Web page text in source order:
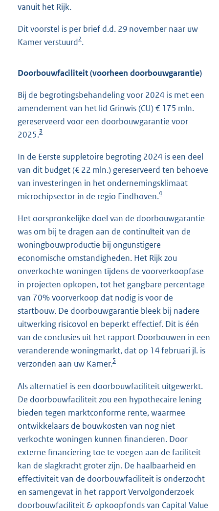
vanuit het Rijk.
Dit voorstel is per brief d.d. 29 november naar uw
Kamer verstuurd2.
Doorbouwfaciliteit (voorheen doorbouwgarantie)
Bij de begrotingsbehandeling voor 2024 is met een
amendement van het lid Grinwis (CU) € 175 mln.
gereserveerd voor een doorbouwgarantie voor
2025.3
In de Eerste suppletoire begroting 2024 is een deel
van dit budget (€ 22 mln.) gereserveerd ten behoeve
van investeringen in het ondernemingsklimaat
microchipsector in de regio Eindhoven.4
Het oorspronkelijke doel van de doorbouwgarantie
was om bij te dragen aan de continuïteit van de
woningbouwproductie bij ongunstigere
economische omstandigheden. Het Rijk zou
onverkochte woningen tijdens de voorverkoopfase
in projecten opkopen, tot het gangbare percentage
van 70% voorverkoop dat nodig is voor de
startbouw. De doorbouwgarantie bleek bij nadere
uitwerking risicovol en beperkt effectief. Dit is één
van de conclusies uit het rapport Doorbouwen in een
veranderende woningmarkt, dat op 14 februari jl. is
verzonden aan uw Kamer.5
Als alternatief is een doorbouwfaciliteit uitgewerkt.
De doorbouwfaciliteit zou een hypothecaire lening
bieden tegen marktconforme rente, waarmee
ontwikkelaars de bouwkosten van nog niet
verkochte woningen kunnen financieren. Door
externe financiering toe te voegen aan de faciliteit
kan de slagkracht groter zijn. De haalbaarheid en
effectiviteit van de doorbouwfaciliteit is onderzocht
en samengevat in het rapport Vervolgonderzoek
doorbouwfaciliteit & opkoopfonds van Capital Value